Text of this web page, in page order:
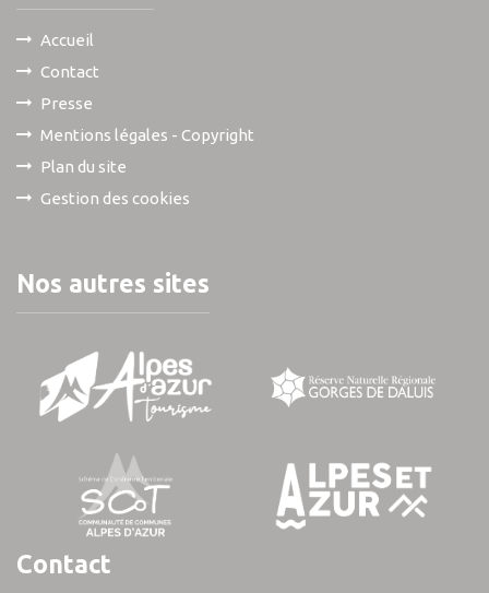
Accueil
Contact
Presse
Mentions légales - Copyright
Plan du site
Gestion des cookies
Nos autres sites
Contact